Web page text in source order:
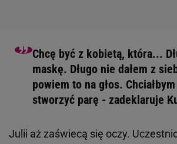
Chcę być z kobietą, która...
maskę. Długo nie dałem z
powiem to na głos.
stworzyć parę - zadeklaruje
Julii aż zaświecą się oczy.